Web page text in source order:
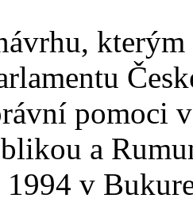
kterým
pomoci
a
1994 v